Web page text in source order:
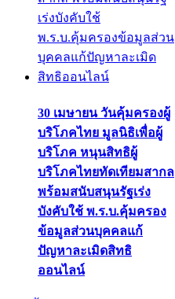
30 เมษายน วันคุ้มครองผู้
บริโภคไทย มูลนิธิเพื่อผู้
บริโภค หนุนสิทธิผู้
บริโภคไทยทัดเทียมสากล
พร้อมสนับสนุนรัฐเร่ง
บังคับใช้ พ.ร.บ.คุ้มครอง
ข้อมูลส่วนบุคคลแก้
ปัญหาละเมิดสิทธิ
ออนไลน์